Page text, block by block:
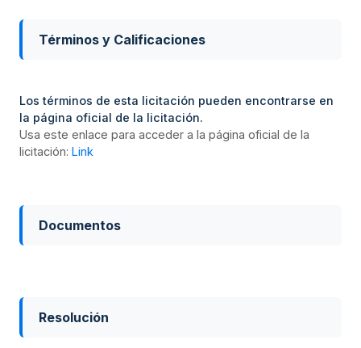
Términos y Calificaciones
Los términos de esta licitación pueden encontrarse en
la página oficial de la licitación.
Usa este enlace para acceder a la página oficial de la
licitación: Link
Documentos
Resolución